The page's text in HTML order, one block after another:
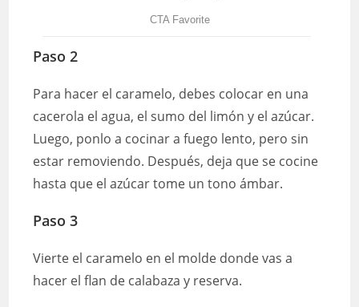
Paso 2
Para hacer el caramelo, debes colocar en una
cacerola el agua, el sumo del limón y el azúcar.
Luego, ponlo a cocinar a fuego lento, pero sin
estar removiendo. Después, deja que se cocine
hasta que el azúcar tome un tono ámbar.
Paso 3
Vierte el caramelo en el molde donde vas a
hacer el flan de calabaza y reserva.